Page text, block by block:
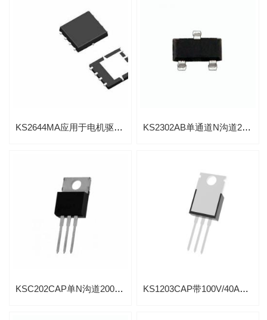
KS2644MA应用于电机驱动互补型20V/27A先进功率MOSFET KS2302AB单通道N沟道20V高级功率MOSFET
KSC202CAP单N沟道200V/30A高级功率MOSFET KS1203CAP带100V/40A单N沟道高级功率MOSFET